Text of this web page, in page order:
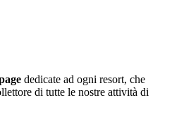
dedicate ad ogni resort, che
di tutte le nostre attività di